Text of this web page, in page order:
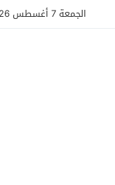
الجمعة 7 أغسطس 2026 - 20:01 مساءً